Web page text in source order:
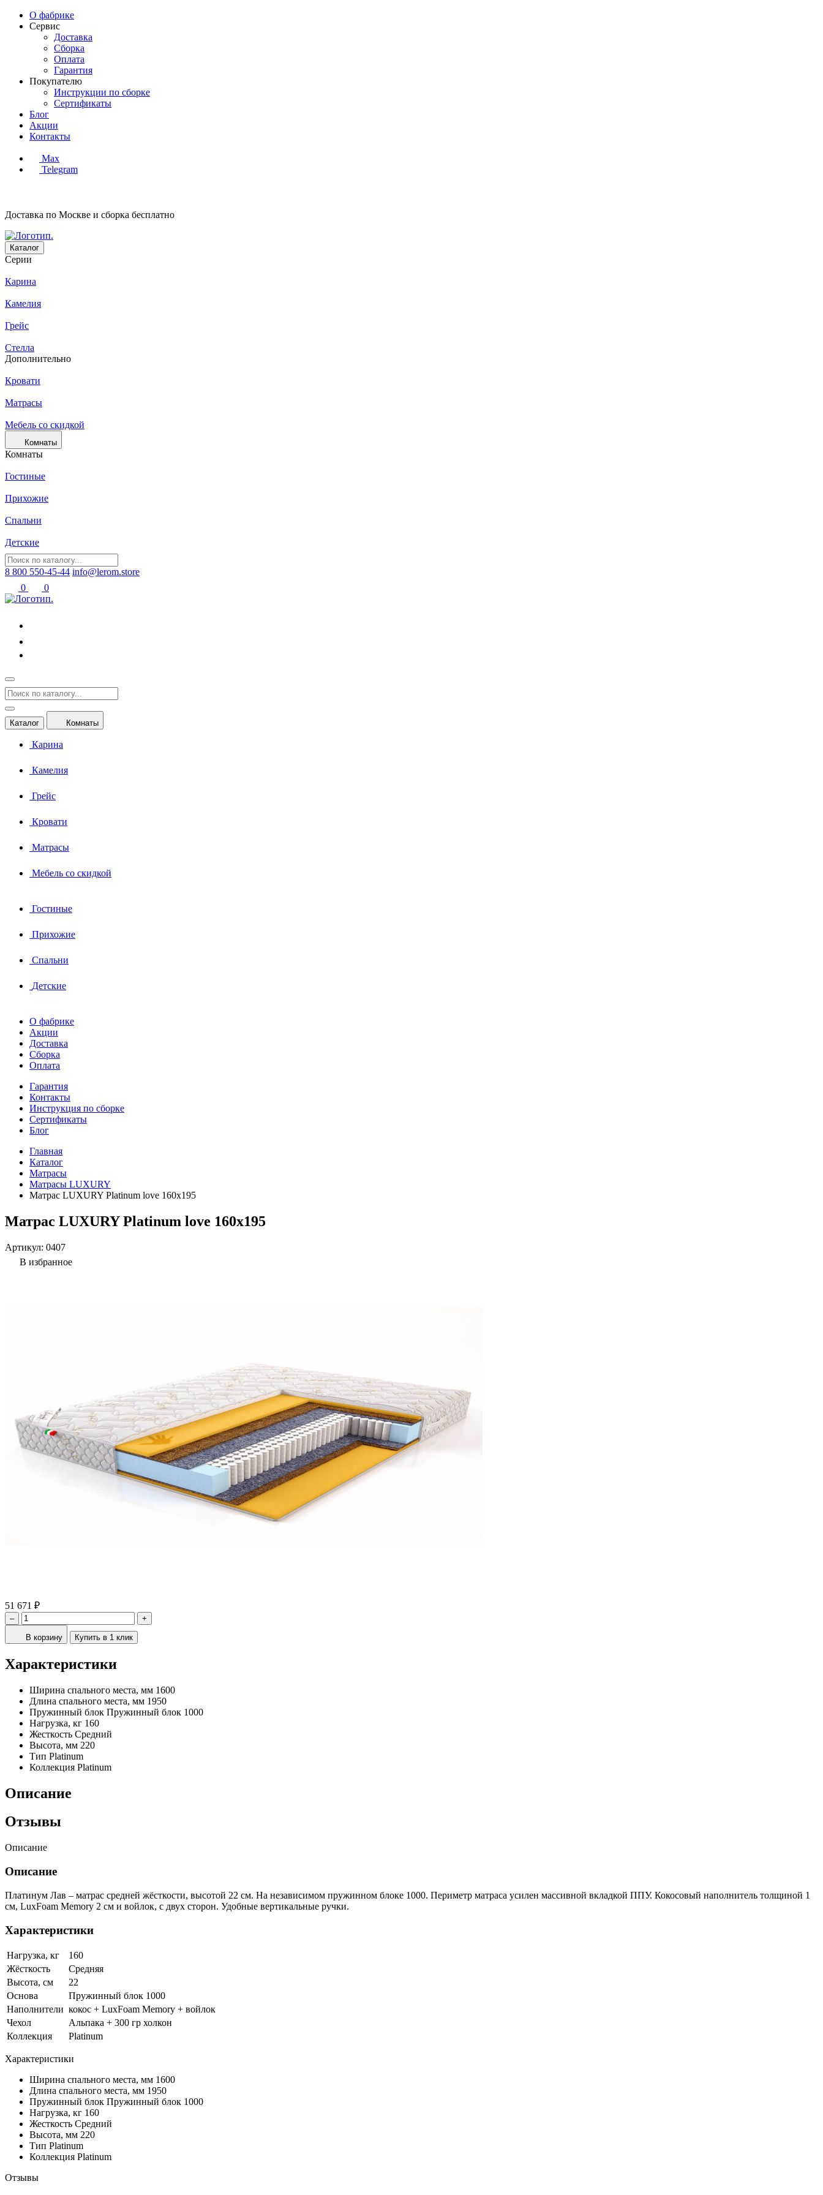
О фабрике
Сервис
Доставка
Сборка
Оплата
Гарантия
Покупателю
Инструкции по сборке
Сертификаты
Блог
Акции
Контакты
Max
Telegram
Доставка по Москве и сборка бесплатно
Каталог
Серии
Карина
Камелия
Грейс
Стелла
Дополнительно
Кровати
Матрасы
Мебель со скидкой
Комнаты
Комнаты
Гостиные
Прихожие
Спальни
Детские
8 800 550-45-44 info@lerom.store
0
0
Каталог Комнаты
Карина
Камелия
Грейс
Кровати
Матрасы
Мебель со скидкой
Гостиные
Прихожие
Спальни
Детские
О фабрике
Акции
Доставка
Сборка
Оплата
Гарантия
Контакты
Инструкция по сборке
Сертификаты
Блог
Главная
Каталог
Матрасы
Матрасы LUXURY
Матрас LUXURY Platinum love 160x195
Матрас LUXURY Platinum love 160x195
Артикул: 0407
В избранное
51 671 ₽
– +
В корзину Купить в 1 клик
Характеристики
Ширина спального места, мм 1600
Длина спального места, мм 1950
Пружинный блок Пружинный блок 1000
Нагрузка, кг 160
Жесткость Средний
Высота, мм 220
Тип Platinum
Коллекция Platinum
Описание
Отзывы
Описание
Описание
Платинум Лав – матрас средней жёсткости, высотой 22 см. На независимом пружинном блоке 1000. Периметр матраса усилен массивной вкладкой ППУ. Кокосовый наполнитель толщиной 1
см, LuxFoam Memory 2 см и войлок, с двух сторон. Удобные вертикальные ручки.
Характеристики
Нагрузка, кг
160
Жёсткость
Средняя
Высота, см
22
Основа
Пружинный блок 1000
Наполнители кокос + LuxFoam Memory + войлок
Чехол
Альпака + 300 гр холкон
Коллекция
Platinum
Характеристики
Ширина спального места, мм 1600
Длина спального места, мм 1950
Пружинный блок Пружинный блок 1000
Нагрузка, кг 160
Жесткость Средний
Высота, мм 220
Тип Platinum
Коллекция Platinum
Отзывы